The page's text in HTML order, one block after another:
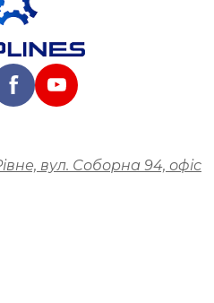
вул. Соборна 94, офіс